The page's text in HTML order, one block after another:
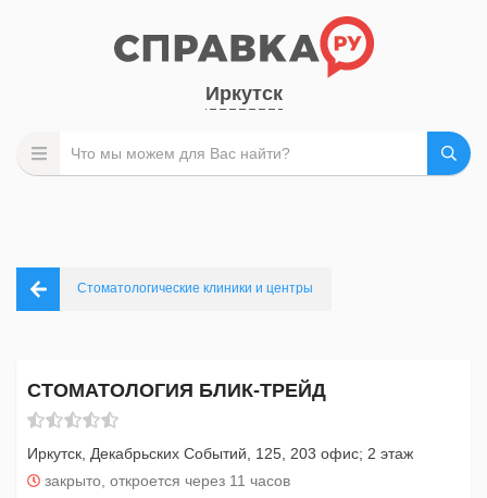
Иркутск
Стоматологические клиники и центры
СТОМАТОЛОГИЯ БЛИК-ТРЕЙД
Иркутск, Декабрьских Событий, 125, 203 офис; 2 этаж
закрыто, откроется через 11 часов